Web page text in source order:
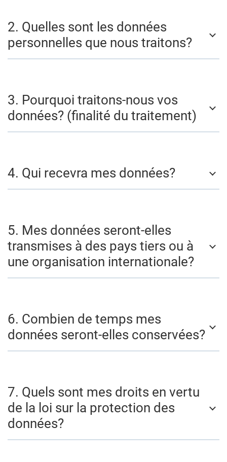
2. Quelles sont les données
personnelles que nous traitons?
3. Pourquoi traitons-nous vos
données? (finalité du traitement)
4. Qui recevra mes données?
5. Mes données seront-elles
transmises à des pays tiers ou à
une organisation internationale?
6. Combien de temps mes
données seront-elles conservées?
7. Quels sont mes droits en vertu
de la loi sur la protection des
données?